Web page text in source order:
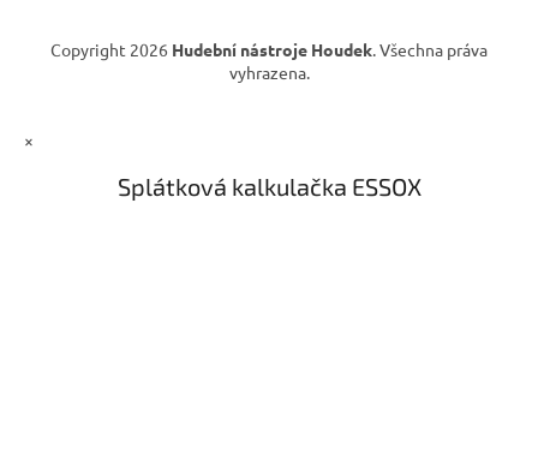
s
u
Copyright 2026 Hudební nástroje Houdek. Všechna práva
vyhrazena.
×
Splátková kalkulačka ESSOX